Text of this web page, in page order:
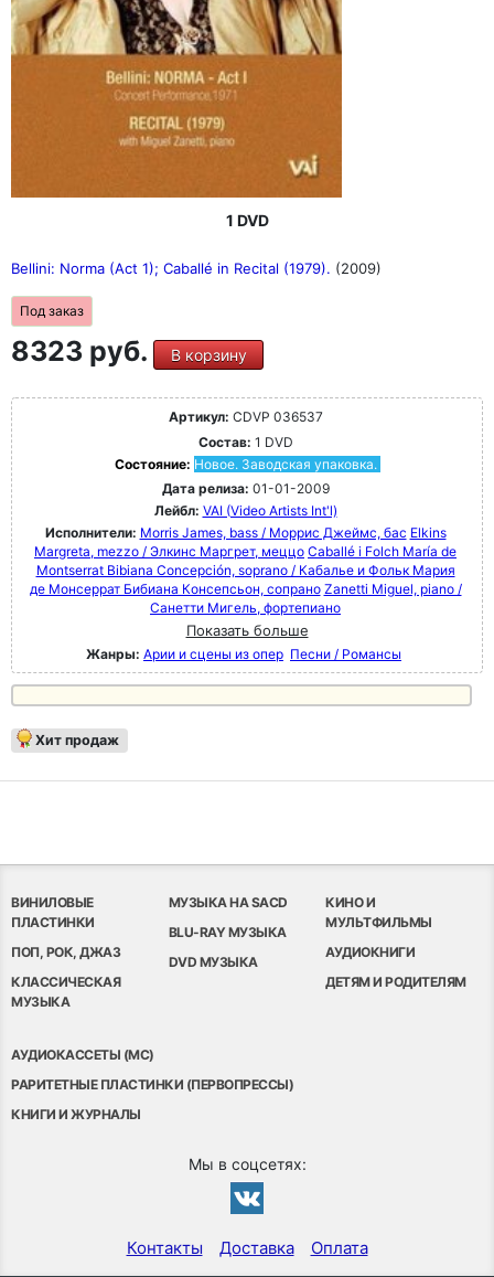
1 DVD
Bellini: Norma (Act 1); Caballé in Recital (1979). (2009)
Под заказ
8323 руб. В корзину
Артикул: CDVP 036537
Состав: 1 DVD
Состояние: Новое. Заводская упаковка.
Дата релиза: 01-01-2009
Лейбл: VAI (Video Artists Int'l)
Исполнители: Morris James, bass / Моррис Джеймс, бас Elkins
Margreta, mezzo / Элкинс Маргрет, меццо Caballé i Folch María de
Montserrat Bibiana Concepción, soprano / Кабалье и Фольк Мария
де Монсеррат Бибиана Консепсьон, сопрано Zanetti Miguel, piano /
Санетти Мигель, фортепиано
Показать больше
Жанры: Арии и сцены из опер Песни / Романсы
Хит продаж
ВИНИЛОВЫЕ
ПЛАСТИНКИ
ПОП, РОК, ДЖАЗ
КЛАССИЧЕСКАЯ
МУЗЫКА
МУЗЫКА НА SACD
BLU-RAY МУЗЫКА
DVD МУЗЫКА
КИНО И
МУЛЬТФИЛЬМЫ
АУДИОКНИГИ
ДЕТЯМ И РОДИТЕЛЯМ
АУДИОКАССЕТЫ (MC)
РАРИТЕТНЫЕ ПЛАСТИНКИ (ПЕРВОПРЕССЫ)
КНИГИ И ЖУРНАЛЫ
Мы в соцсетях:
Контакты Доставка Оплата